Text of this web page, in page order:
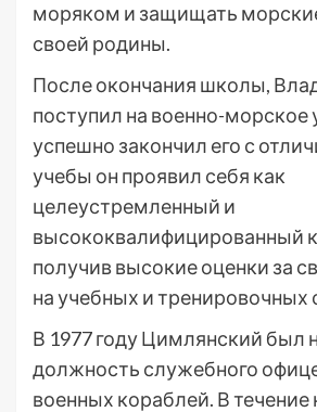
моряком и защищать
своей родины.
После окончания школы,
поступил на военно-морское
успешно закончил его с
учебы он проявил себя как
целеустремленный и
высококвалифицированный
получив высокие оценки за
на учебных и тренировочных
В 1977 году Цимлянский был
должность служебного
военных кораблей. В течение